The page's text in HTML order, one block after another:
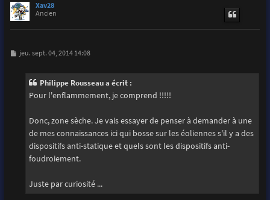
Xav28
Ancien
M
jeu. sept. 04, 2014 14:08
Philippe Rousseau a écrit :
Pour l'enflammement, je comprend !!!!!
Donc, zone sèche. Je vais essayer de penser à demander à une
de mes connaissances ici qui bosse sur les éoliennes s'il y a des
dispositifs anti-statique et quels sont les dispositifs anti-
foudroiement.
Juste par curiosité ...